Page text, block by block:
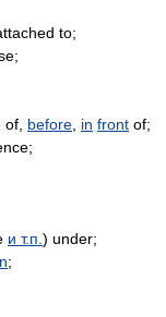
to;
before in front of;
и т.п. ) under;
;